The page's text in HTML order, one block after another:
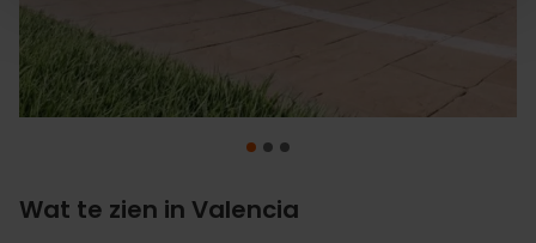
Wat te zien in Valencia